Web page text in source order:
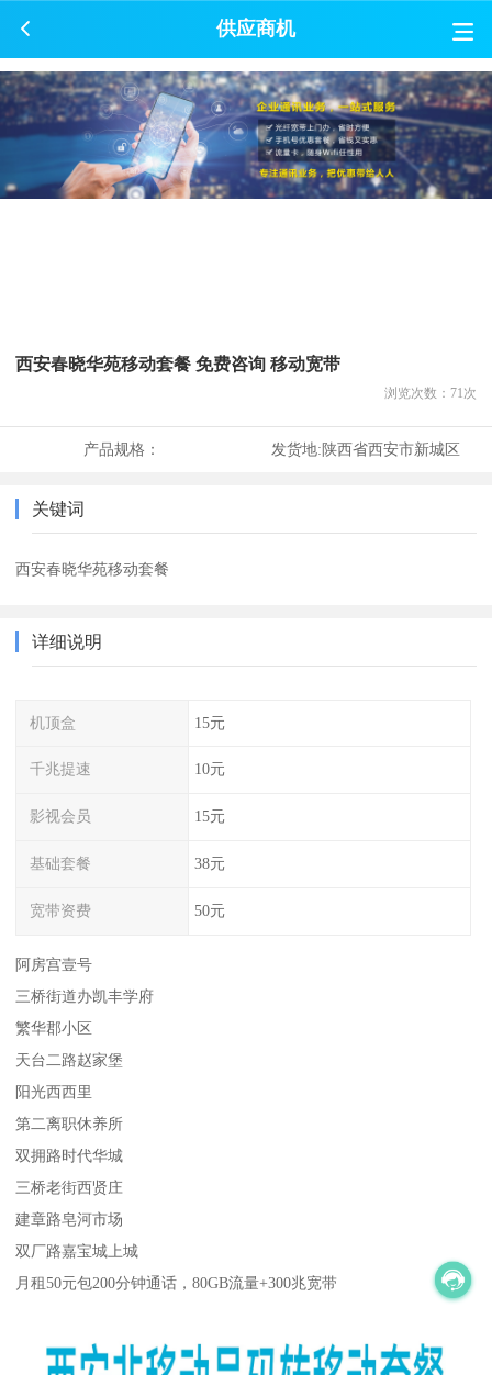
供应商机
西安春晓华苑移动套餐 免费咨询 移动宽带
浏览次数： 71 次
产品规格： 发货地:陕西省西安市新城区
关键词
西安春晓华苑移动套餐
详细说明
机顶盒 15元
千兆提速 10元
影视会员 15元
基础套餐 38元
宽带资费 50元
阿房宫壹号
三桥街道办凯丰学府
繁华郡小区
天台二路赵家堡
阳光西西里
第二离职休养所
双拥路时代华城
三桥老街西贤庄
建章路皂河市场
双厂路嘉宝城上城
月租50元包200分钟通话，80GB流量+300兆宽带